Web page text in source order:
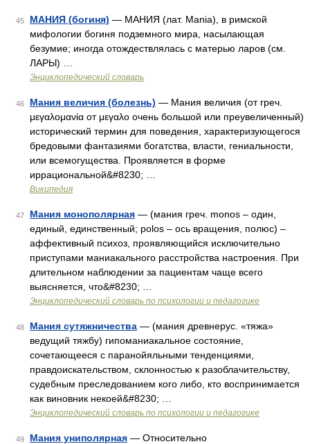
45 МАНИЯ (богиня) — МАНИЯ (лат. Mania), в римской
мифологии богиня подземного мира, насылающая
безумие; иногда отождествлялась с матерью ларов (см.
ЛАРЫ) …
Энциклопедический словарь
46 Мания величия (болезнь) — Мания величия (от греч.
μεγαλομανία от μεγαλο очень большой или преувеличенный)
исторический термин для поведения, характеризующегося
бредовыми фантазиями богатства, власти, гениальности,
или всемогущества. Проявляется в форме
иррациональной&#8230; …
Википедия
47 Мания монополярная — (мания греч. monos – один,
единый, единственный; polos – ось вращения, полюс) –
аффективный психоз, проявляющийся исключительно
приступами маниакального расстройства настроения. При
длительном наблюдении за пациентам чаще всего
выясняется, что&#8230; …
Энциклопедический словарь по психологии и педагогике
48 Мания сутяжничества — (мания древнерус. «тяжа»
ведущий тяжбу) гипоманиакальное состояние,
сочетающееся с паранойяльными тенденциями,
правдоискательством, склонностью к разоблачительству,
судебным преследованием кого либо, кто воспринимается
как виновник некоей&#8230; …
Энциклопедический словарь по психологии и педагогике
49 Мания униполярная — Относительно